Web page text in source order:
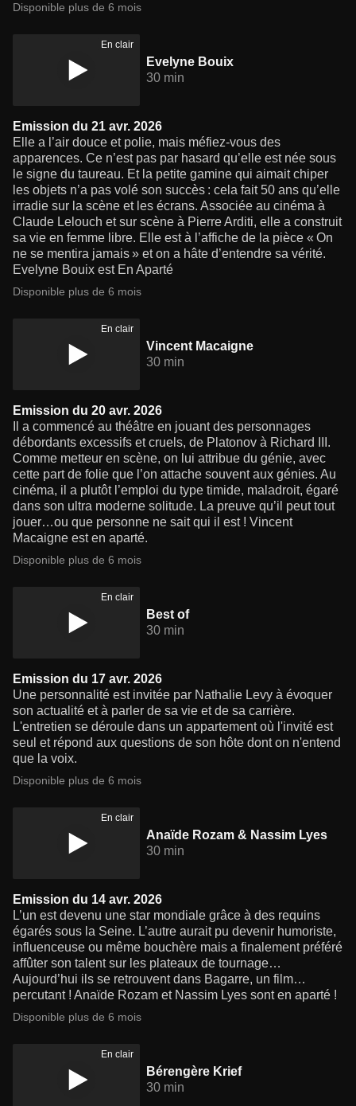
Disponible plus de 6 mois
En clair
Evelyne Bouix
30 min
Emission du 21 avr. 2026
Elle a l’air douce et polie, mais méfiez-vous des
apparences. Ce n’est pas par hasard qu’elle est née sous
le signe du taureau. Et la petite gamine qui aimait chiper
les objets n’a pas volé son succès : cela fait 50 ans qu’elle
irradie sur la scène et les écrans. Associée au cinéma à
Claude Lelouch et sur scène à Pierre Arditi, elle a construit
sa vie en femme libre. Elle est à l’affiche de la pièce « On
ne se mentira jamais » et on a hâte d’entendre sa vérité.
Evelyne Bouix est En Aparté
Disponible plus de 6 mois
En clair
Vincent Macaigne
30 min
Emission du 20 avr. 2026
Il a commencé au théâtre en jouant des personnages
débordants excessifs et cruels, de Platonov à Richard III.
Comme metteur en scène, on lui attribue du génie, avec
cette part de folie que l’on attache souvent aux génies. Au
cinéma, il a plutôt l’emploi du type timide, maladroit, égaré
dans son ultra moderne solitude. La preuve qu’il peut tout
jouer…ou que personne ne sait qui il est ! Vincent
Macaigne est en aparté.
Disponible plus de 6 mois
En clair
Best of
30 min
Emission du 17 avr. 2026
Une personnalité est invitée par Nathalie Levy à évoquer
son actualité et à parler de sa vie et de sa carrière.
L'entretien se déroule dans un appartement où l'invité est
seul et répond aux questions de son hôte dont on n'entend
que la voix.
Disponible plus de 6 mois
En clair
Anaïde Rozam & Nassim Lyes
30 min
Emission du 14 avr. 2026
L’un est devenu une star mondiale grâce à des requins
égarés sous la Seine. L’autre aurait pu devenir humoriste,
influenceuse ou même bouchère mais a finalement préféré
affûter son talent sur les plateaux de tournage…
Aujourd’hui ils se retrouvent dans Bagarre, un film…
percutant ! Anaïde Rozam et Nassim Lyes sont en aparté !
Disponible plus de 6 mois
En clair
Bérengère Krief
30 min